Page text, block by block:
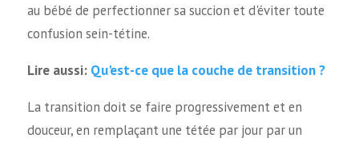
au bébé de perfectionner sa succion et d'éviter toute
confusion sein-tétine.
Lire aussi: Qu'est-ce que la couche de transition ?
La transition doit se faire progressivement et en
douceur, en remplaçant une tétée par jour par un